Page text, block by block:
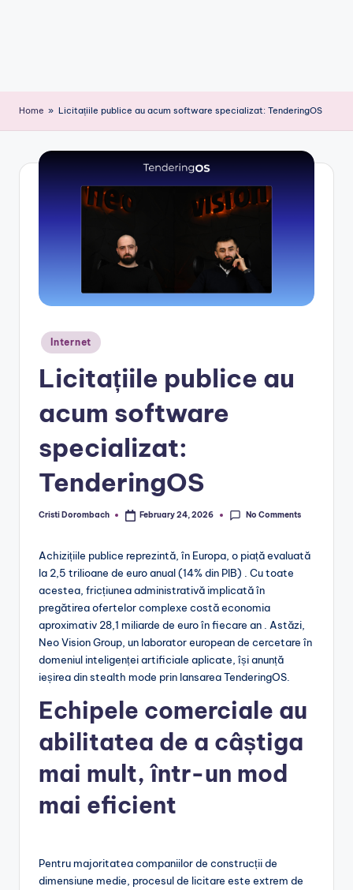
Home » Licitațiile publice au acum software specializat: TenderingOS
Posted
in
Internet
Licitațiile publice au
acum software
specializat:
TenderingOS
Posted
Cristi Dorombach February 24, 2026 No Comments
Achizițiile publice reprezintă, în Europa, o piață evaluată
la 2,5 trilioane de euro anual (14% din PIB) . Cu toate
acestea, fricțiunea administrativă implicată în
pregătirea ofertelor complexe costă economia
aproximativ 28,1 miliarde de euro în fiecare an . Astăzi,
Neo Vision Group, un laborator european de cercetare în
domeniul inteligenței artificiale aplicate, își anunță
ieșirea din stealth mode prin lansarea TenderingOS.
Echipele comerciale au
abilitatea de a câștiga
mai mult, într-un mod
mai eficient
Pentru majoritatea companiilor de construcții de
dimensiune medie, procesul de licitare este extrem de